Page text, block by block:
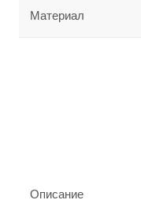
Материал
Описание